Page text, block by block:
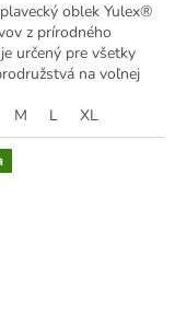
oblek Yulex®
z prírodného
určený pre všetky
na voľnej
jadrové teplo a
M L XL